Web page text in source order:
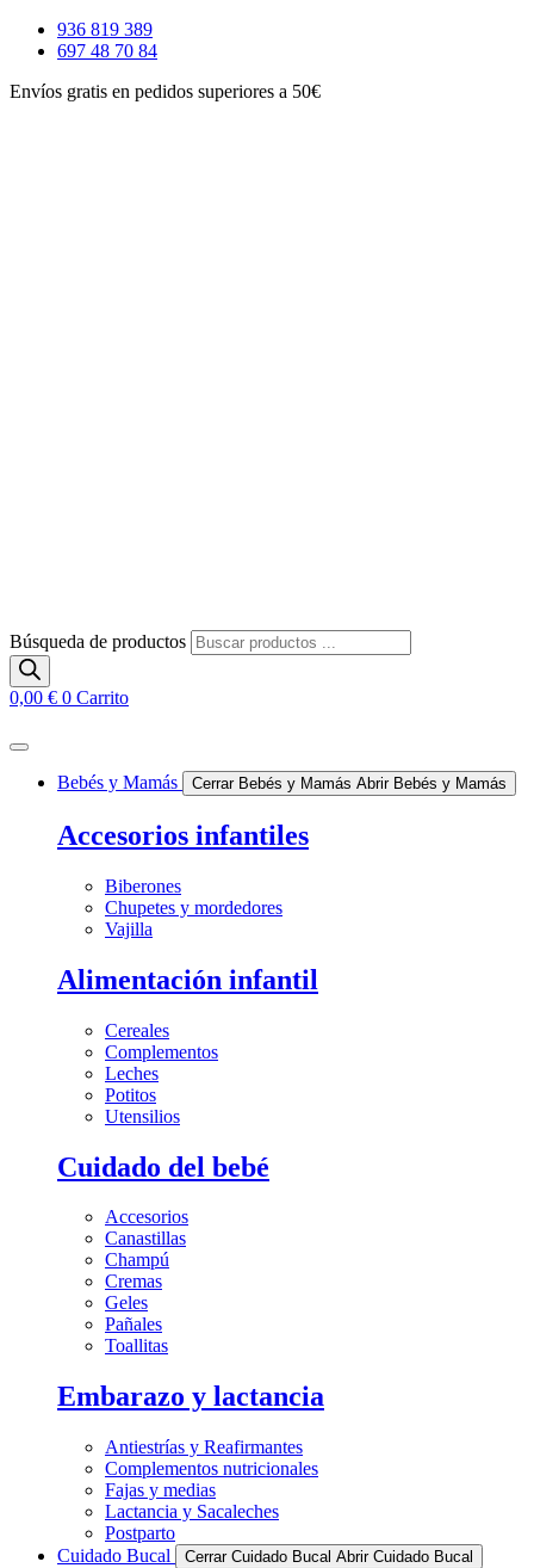
936 819 389
697 48 70 84
Envíos gratis en pedidos superiores a 50€
Búsqueda de productos
0,00 € 0 Carrito
Bebés y Mamás Cerrar Bebés y Mamás Abrir Bebés y Mamás
Accesorios infantiles
Biberones
Chupetes y mordedores
Vajilla
Alimentación infantil
Cereales
Complementos
Leches
Potitos
Utensilios
Cuidado del bebé
Accesorios
Canastillas
Champú
Cremas
Geles
Pañales
Toallitas
Embarazo y lactancia
Antiestrías y Reafirmantes
Complementos nutricionales
Fajas y medias
Lactancia y Sacaleches
Postparto
Cuidado Bucal
Cerrar Cuidado Bucal Abrir Cuidado Bucal